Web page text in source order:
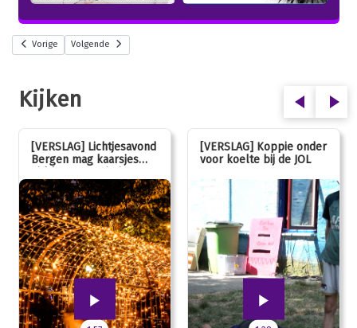
Vorige Volgende
Kijken
[VERSLAG] Lichtjesavond
Bergen mag kaarsjes
jubileum!
[VERSLAG] Koppie onder
voor koelte bij de JOL